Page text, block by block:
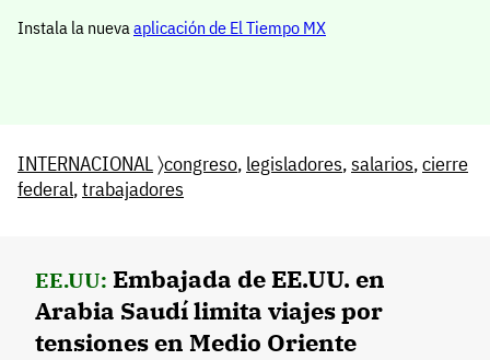
Instala la nuevaaplicación de El Tiempo MX
INTERNACIONAL〉congreso, legisladores,salarios,cierre
federal,trabajadores
EE.UU: Embajada de EE.UU. en
Arabia Saudí limita viajes por
tensiones en Medio Oriente